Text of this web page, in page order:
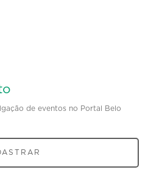
de eventos no Portal Belo